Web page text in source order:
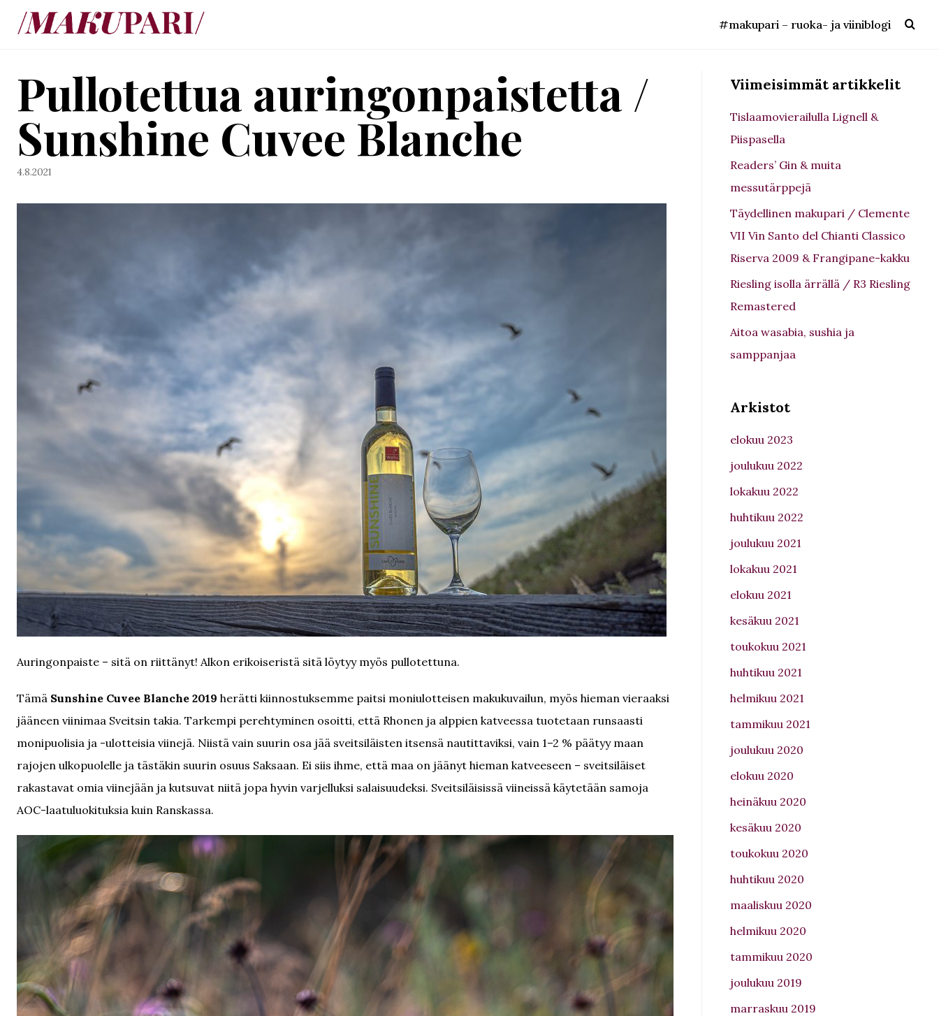
Siirry
#makupari – ruoka- ja viiniblogi
Pullotettua auringonpaistetta /
Sunshine Cuvee Blanche
4.8.2021
Auringonpaiste – sitä on riittänyt! Alkon erikoiseristä sitä löytyy myös pullotettuna.
Tämä Sunshine Cuvee Blanche 2019 herätti kiinnostuksemme paitsi moniulotteisen makukuvailun, myös hieman vieraaksi
jääneen viinimaa Sveitsin takia. Tarkempi perehtyminen osoitti, että Rhonen ja alppien katveessa tuotetaan runsaasti
monipuolisia ja -ulotteisia viinejä. Niistä vain suurin osa jää sveitsiläisten itsensä nautittaviksi, vain 1–2 % päätyy maan
rajojen ulkopuolelle ja tästäkin suurin osuus Saksaan. Ei siis ihme, että maa on jäänyt hieman katveeseen – sveitsiläiset
rakastavat omia viinejään ja kutsuvat niitä jopa hyvin varjelluksi salaisuudeksi. Sveitsiläisissä viineissä käytetään samoja
AOC-laatuluokituksia kuin Ranskassa.
Viimeisimmät artikkelit
Tislaamovierailulla Lignell &
Piispasella
Readers’ Gin & muita
messutärppejä
Täydellinen makupari / Clemente
VII Vin Santo del Chianti Classico
Riserva 2009 & Frangipane-kakku
Riesling isolla ärrällä / R3 Riesling
Remastered
Aitoa wasabia, sushia ja
samppanjaa
Arkistot
elokuu 2023
joulukuu 2022
lokakuu 2022
huhtikuu 2022
joulukuu 2021
lokakuu 2021
elokuu 2021
kesäkuu 2021
toukokuu 2021
huhtikuu 2021
helmikuu 2021
tammikuu 2021
joulukuu 2020
elokuu 2020
heinäkuu 2020
kesäkuu 2020
toukokuu 2020
huhtikuu 2020
maaliskuu 2020
helmikuu 2020
tammikuu 2020
joulukuu 2019
marraskuu 2019